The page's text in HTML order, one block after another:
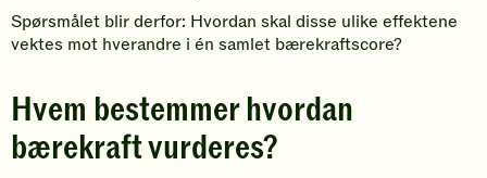
Spørsmålet blir derfor: Hvordan skal disse ulike effektene
vektes mot hverandre i én samlet bærekraftscore?
Hvem bestemmer hvordan
bærekraft vurderes?